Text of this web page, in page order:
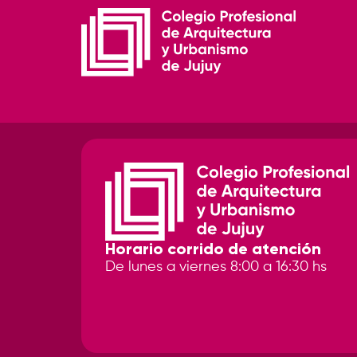
Horario corrido de atención
De lunes a viernes 8:00 a 16:30 hs